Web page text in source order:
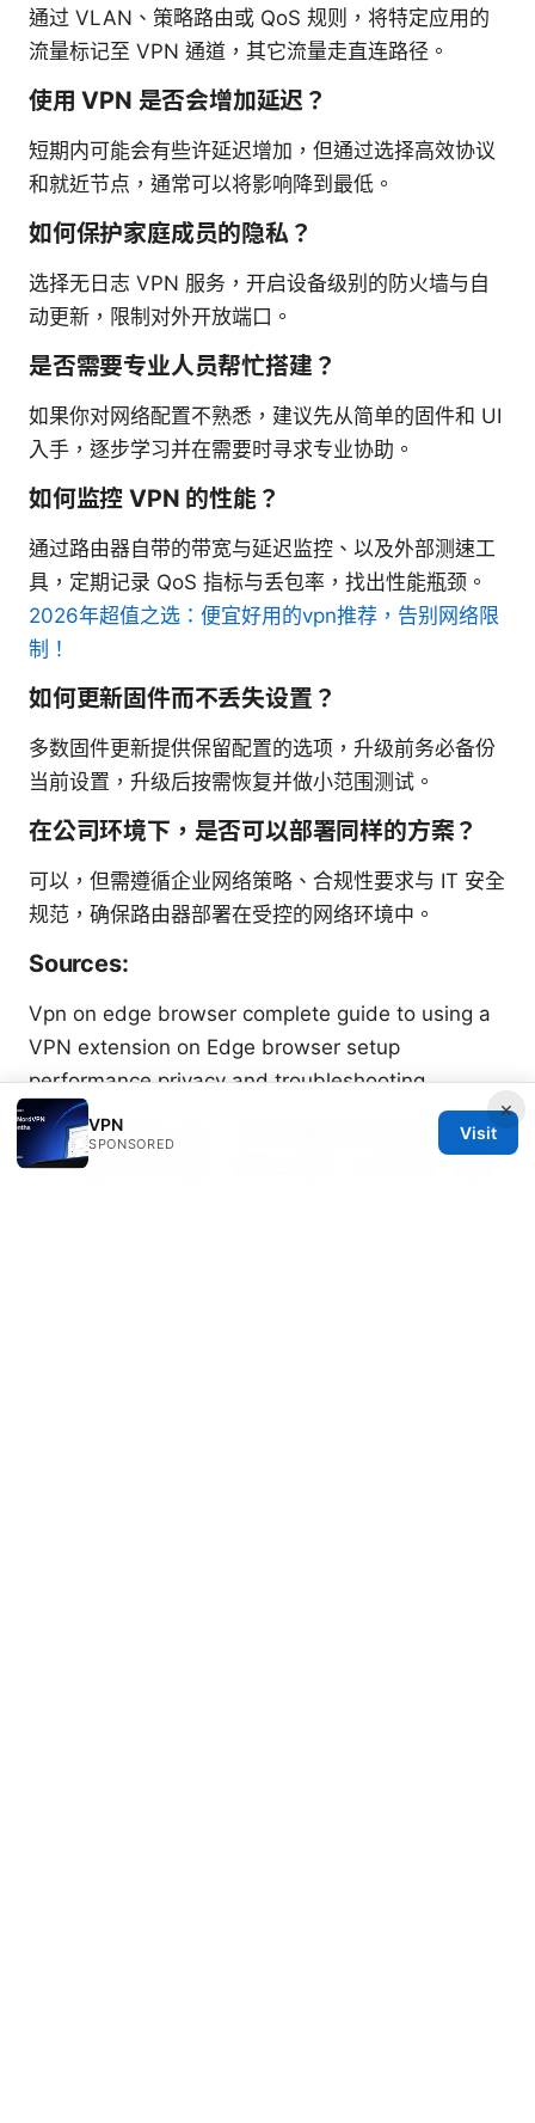
通过 VLAN、策略路由或 QoS 规则，将特定应用的
流量标记至 VPN 通道，其它流量走直连路径。
使用 VPN 是否会增加延迟？
短期内可能会有些许延迟增加，但通过选择高效协议
和就近节点，通常可以将影响降到最低。
如何保护家庭成员的隐私？
选择无日志 VPN 服务，开启设备级别的防火墙与自
动更新，限制对外开放端口。
是否需要专业人员帮忙搭建？
如果你对网络配置不熟悉，建议先从简单的固件和 UI
入手，逐步学习并在需要时寻求专业协助。
如何监控 VPN 的性能？
通过路由器自带的带宽与延迟监控、以及外部测速工
具，定期记录 QoS 指标与丢包率，找出性能瓶颈。
2026年超值之选：便宜好用的vpn推荐，告别网络限
制！
如何更新固件而不丢失设置？
多数固件更新提供保留配置的选项，升级前务必备份
当前设置，升级后按需恢复并做小范围测试。
在公司环境下，是否可以部署同样的方案？
可以，但需遵循企业网络策略、合规性要求与 IT 安全
规范，确保路由器部署在受控的网络环境中。
Sources:
Vpn on edge browser complete guide to using a
VPN extension on Edge browser setup
performance privacy and troubleshooting
Esim 申请指南 2025：手把手教你如何轻松开通和使
用，告别实体卡烦恼，包含二维码、APP开通、跨设
×
VPN
SPONSORED
Visit